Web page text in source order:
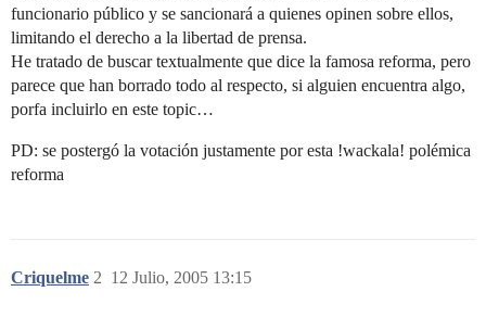
funcionario público y se sancionará a quienes opinen sobre ellos,
limitando el derecho a la libertad de prensa.
He tratado de buscar textualmente que dice la famosa reforma, pero
parece que han borrado todo al respecto, si alguien encuentra algo,
porfa incluirlo en este topic…
PD: se postergó la votación justamente por esta !wackala! polémica
reforma
Criquelme 12 Julio, 2005 13:15
2